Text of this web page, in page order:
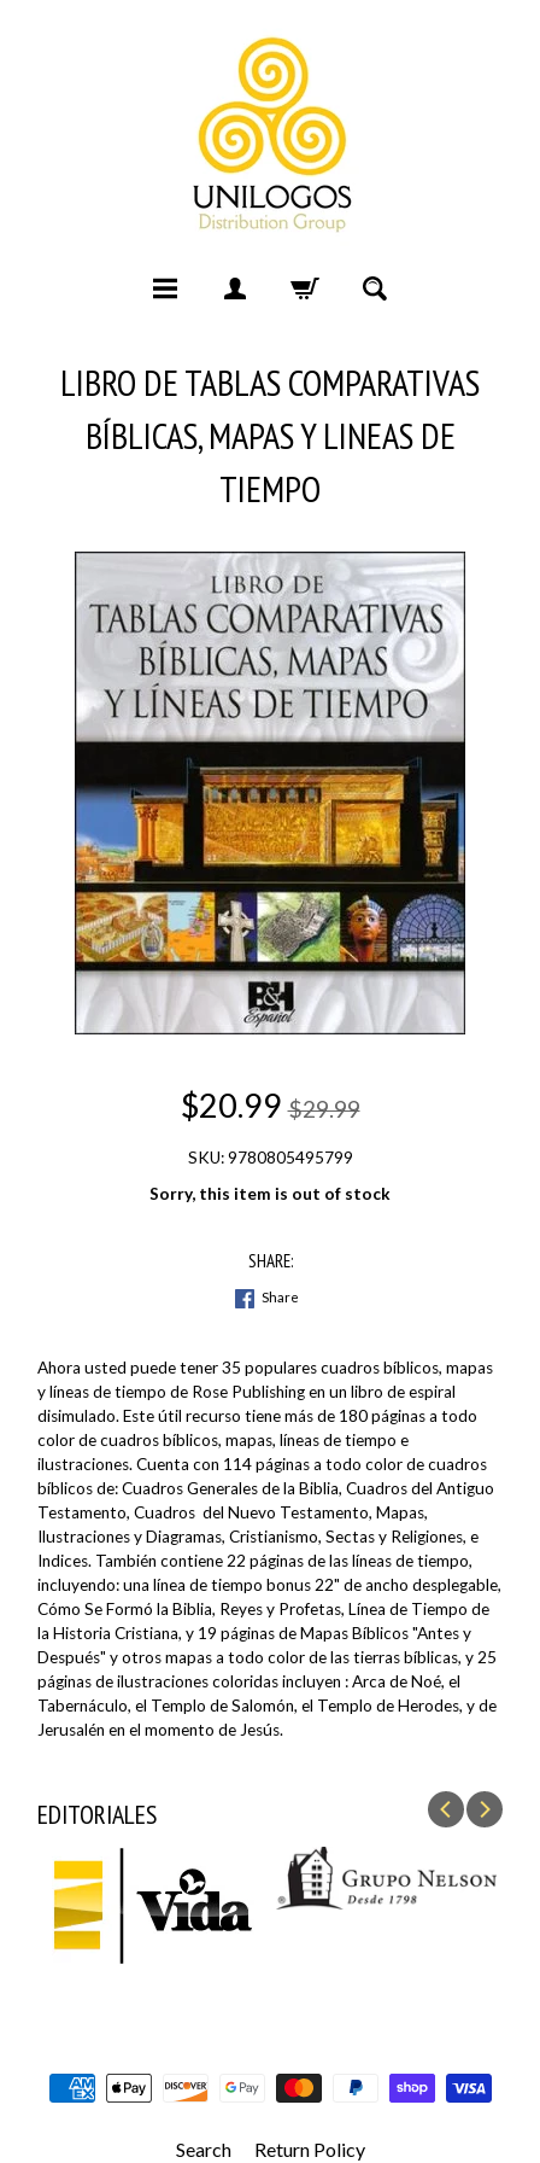
LIBRO DE TABLAS COMPARATIVAS
BÍBLICAS, MAPAS Y LINEAS DE
TIEMPO
$20.99 $29.99
SKU: 9780805495799
Sorry, this item is out of stock
SHARE:
Share
Ahora usted puede tener 35 populares cuadros bíblicos, mapas
y líneas de tiempo de Rose Publishing en un libro de espiral
disimulado. Este útil recurso tiene más de 180 páginas a todo
color de cuadros bíblicos, mapas, líneas de tiempo e
ilustraciones. Cuenta con 114 páginas a todo color de cuadros
bíblicos de: Cuadros Generales de la Biblia, Cuadros del Antiguo
Testamento, Cuadros del Nuevo Testamento, Mapas,
Ilustraciones y Diagramas, Cristianismo, Sectas y Religiones, e
Indices. También contiene 22 páginas de las líneas de tiempo,
incluyendo: una línea de tiempo bonus 22" de ancho desplegable,
Cómo Se Formó la Biblia, Reyes y Profetas, Línea de Tiempo de
la Historia Cristiana, y 19 páginas de Mapas Bíblicos "Antes y
Después" y otros mapas a todo color de las tierras bíblicas, y 25
páginas de ilustraciones coloridas incluyen : Arca de Noé, el
Tabernáculo, el Templo de Salomón, el Templo de Herodes, y de
Jerusalén en el momento de Jesús.
EDITORIALES
Search Return Policy